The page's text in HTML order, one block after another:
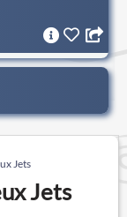
Jets
Jets